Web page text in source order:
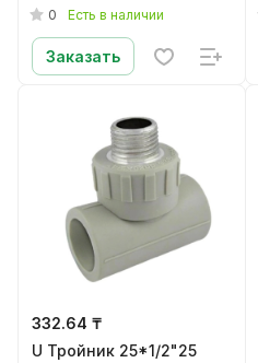
0 Есть в наличии
Заказать
332.64 ₸
U Тройник 25*1/2"25